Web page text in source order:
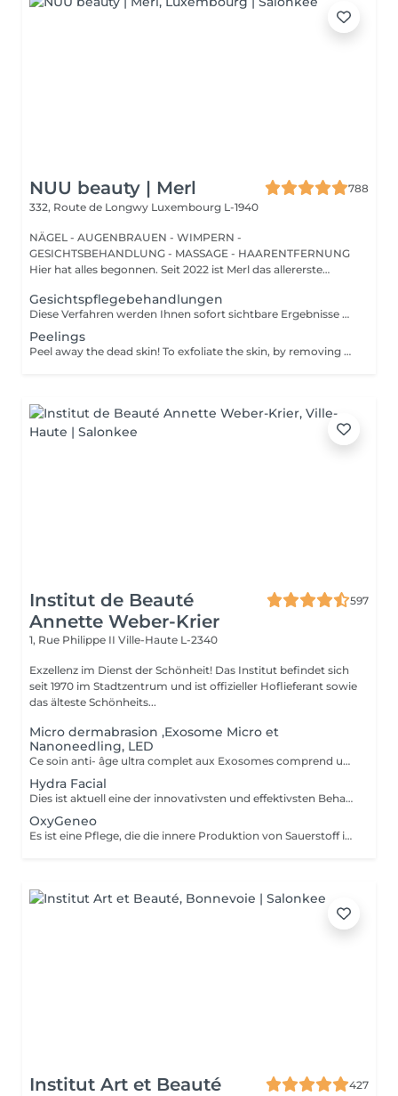
NUU beauty | Merl
788
332, Route de Longwy Luxembourg L-1940
NÄGEL - AUGENBRAUEN - WIMPERN -
GESICHTSBEHANDLUNG - MASSAGE - HAARENTFERNUNG
Hier hat alles begonnen. Seit 2022 ist Merl das allererste
Gesichtspflegebehandlungen
Diese Verfahren werden Ihnen sofort sichtbare Ergebnisse wie glänzende, glatte, weiche und hydratisierte Haut bieten. Carboxytherapie - ist eine Behandlung, bei der eine kleine Menge Kohlendioxidgas unter die Haut injiziert wird. Sie kann zur Behandlung von Dehnungsstreifen, dunklen Augenringen, Cellulite und überschüssigem Fett an bestimmten Körperstellen verwendet werden. Bioplazma GIGI - hilft, den allgemeinen Zustand der Haut zu verbessern, Entzündungen und Schuppenbildung zu entfernen, die Tiefe und Anzahl der Falten zu reduzieren und die Poren zu verengen. New Age GIGI - hilft bei der Regeneration und Verjüngung, reduziert Trockenheit, verbessert die Textur und verleiht der Haut um die Augen Elastizität und Festigkeit. Flesh Schönheit - die Expressbehandlung umfasst eine Feuchtigkeitsmaske, Creme und Gesichtsmassage. Hautentgiftung - bedeutet, so viele Unreinheiten, Toxine, Schadstoffe und abgestorbene Hautzellen wie möglich zu entfernen, um Ihre Poren zu reinigen, Ihre Haut zu behandeln, aufzuhellen, zu hydratisieren und zu beruhigen. Hydratation Aqua Power - die erste Rettung für hypersensible und ausgetrocknete Haut. Zielt darauf ab, die hydrolipidische Barriere der Haut zu stärken. Beinhaltet eine Gesichtsmassage und eine Alginsäuremaske am Ende. Altersbeschränkungen: empfohlen ab 20-25 Jahren. Empfehlungen nach dem Eingriff: es gibt keine Empfehlungen nach diesen Verfahren. Frequenz: 4 Mal, einmal pro Woche.
Peelings
Peel away the dead skin! To exfoliate the skin, by removing dead skin cells and minimising the appearance of open pores. *We have a big amount of peeling to choose from. If you are not sure which one you are looking for - you can book any of them and decide with the beautician in the beauty space which one suits your skin. How is peeling done: - skin is cleaned with special cleanser - peeling solution is applied and leaved on skin for 15 minutes - peeling solution is removed - face cream is applied Age restrictions: recommended to do from 18 years. Post procedure recommendations: do not visit sauna, do not sunbathe for 24 hours after the procedure. Frequency: once in 7-21 days depending on peeling solution, 5 times.
Institut de Beauté
Annette Weber-Krier
597
1, Rue Philippe II Ville-Haute L-2340
Exzellenz im Dienst der Schönheit! Das Institut befindet sich
seit 1970 im Stadtzentrum und ist offizieller Hoflieferant sowie
das älteste Schönheits...
Micro dermabrasion ,Exosome Micro et
Nanoneedling, LED
Ce soin anti- âge ultra complet aux Exosomes comprend une microdermabrasion, un soin activateur Cold plasma, le microneedling avec des Exosomes, un masque feuille de collagène avec le nanoneedling, pour finaliser encore 15' de luminothérapie. Vous partirez avec votre sérum aux exosomes pour continuer le soin à domicile.
Hydra Facial
Dies ist aktuell eine der innovativsten und effektivsten Behandlungsmethoden und absolut schmerzfrei. Abgestorbene Hautzellen werden durch eine Kombination aus mechanischen und chemischen Peelings sanft abgetragen und Unreinheiten aus den Poren gesaugt. Gleichzeitig wird die Haut mit wohltuenden hochpotenten Wirkstoffen versorgt. Das Kollagenwachstum wird stimuliert, die Zellerneuerung angeregt und die Haut intensiv durchfeuchtet. Sie erscheint straffer und erhält einen jugendlichen Glow. Durch die verschiedenen Booster kann auf jede Hautsituation perfekt eingegangen werden. Neben erstklassigen Anti-Aging Behandlungen , bietet sich die Möglichkeit, die Haut zu entschlacken und die junge, zu Unreinheiten neigende Haut ebenmässiger erscheinen zu lassen. Die aufgeführten Behandlungsziele sind spürbar und direkt sichtbar- ohne Ausfallzeiten nach der Anwendung.
OxyGeneo
Es ist eine Pflege, die die innere Produktion von Sauerstoff in der Haut, die Mikroabrasion des Stratum corneum und die Infusion von Wirkstoffen in die tiefen Hautschichten kombiniert. Eine angenehme Behandlung, die gleichzeitig auf 3 Ebenen wirkt und sofort sichtbare Ergebnisse liefert. Durch die Zuordnung der Radiofrequenz verbessert die Behandlung die Konturen des Gesichts, den Hautaspekt. Die Haut ist frisch, jung und strahlend. TriPollar RF Radio Frequency ist eine neue, hochentwickelte Technologie für die nicht-invasive Gesichtsstraffung. Die Haut wird tief erhitzt, was eine straffende Wirkung der Kollagenfasern ermöglicht und die Haut sofort straffer macht. Radiofrequenz stimuliert auch die natürliche Produktion von Kollagen- und Elastinfasern, was zu erheblichen Ergebnissen bei der Verbesserung der Gesichtslinien und Falten führt. Die Ergebnisse sind sofort sichtbar und bestehen auch ohne Operation und ohne Revalidierungszeit. Darüber hinaus verringert der Ultraschall vorübergehend die Dichte der Hautschichten, so dass sich zwischen den Zellen Räume bilden. Wirkstoffe können daher tiefer in die Haut eindringen. Die Wirkstoffe bestehen aus kleinen Molekülen, die einen besseren Durchgang zwischen den Zellen ermöglichen. Dieser Prozess ist sicher und effektiv für alle Hauttypen, selbst für die empfindlichste Haut. Es ist auch schmerzlos, bietet eine Mikromassage und regt die Regeneration an
Institut Art et Beauté
427